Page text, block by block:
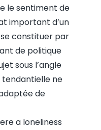
le sentiment de
important d’un
constituer par
de politique
sous l’angle
tendantielle ne
de
a loneliness